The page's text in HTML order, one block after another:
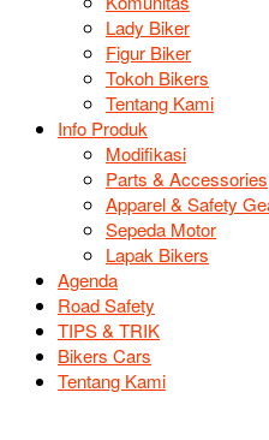
Lady Biker
Figur Biker
Tokoh Bikers
Tentang Kami
Info Produk
Modifikasi
Parts & Accessories
Apparel & Safety
Sepeda Motor
Lapak Bikers
Agenda
Road Safety
TIPS & TRIK
Bikers Cars
Tentang Kami